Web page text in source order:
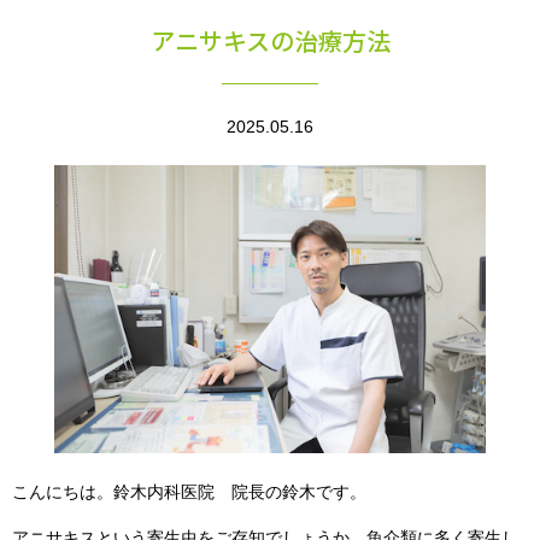
アニサキスの治療方法
2025.05.16
こんにちは。鈴木内科医院 院長の鈴木です。